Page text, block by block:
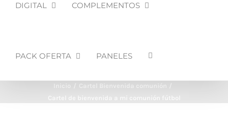
DIGITAL COMPLEMENTOS
PACK OFERTA PANELES